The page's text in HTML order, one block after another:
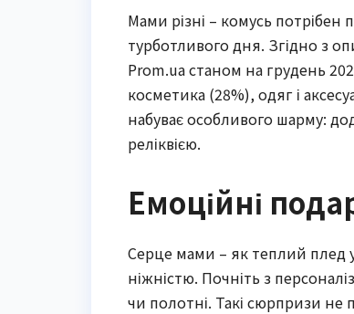
Мами різні – комусь потрібен
турботливого дня. Згідно з
Prom.ua станом на грудень
косметика (28%), одяг і
набуває особливого шарму:
реліквією.
Емоційні
Серце мами – як теплий плед
ніжністю. Почніть з
чи полотні. Такі сюрпризи не